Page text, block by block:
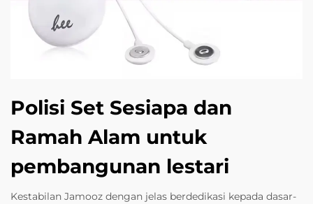
Polisi Set Sesiapa dan
Ramah Alam untuk
pembangunan lestari
Kestabilan Jamooz dengan jelas berdedikasi kepada dasar-